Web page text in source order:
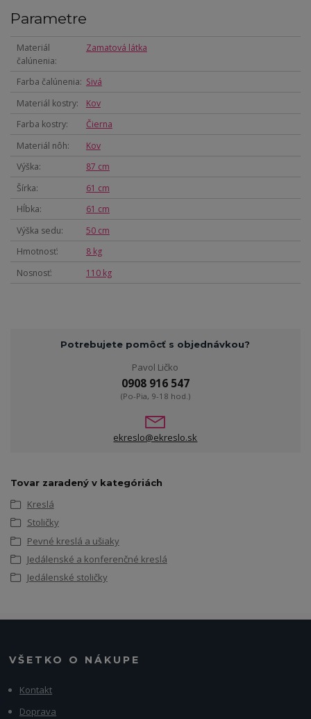
Parametre
Materiál
čalúnenia
Zamatová látka
Farba čalúnenia
Sivá
Materiál kostry
Kov
Farba kostry
Čierna
Materiál nôh
Kov
Výška
87 cm
Šírka
61 cm
Hĺbka
61 cm
Výška sedu
50 cm
Hmotnosť
8 kg
Nosnosť
110 kg
Potrebujete pomôcť s objednávkou?
Pavol Ličko
0908 916 547
(Po-Pia, 9-18 hod.)
ekreslo@ekreslo.sk
Tovar zaradený v kategóriách
Kreslá
Stoličky
Pevné kreslá a ušiaky
Jedálenské a konferenčné kreslá
Jedálenské stoličky
VŠETKO O NÁKUPE
Kontakt
Doprava